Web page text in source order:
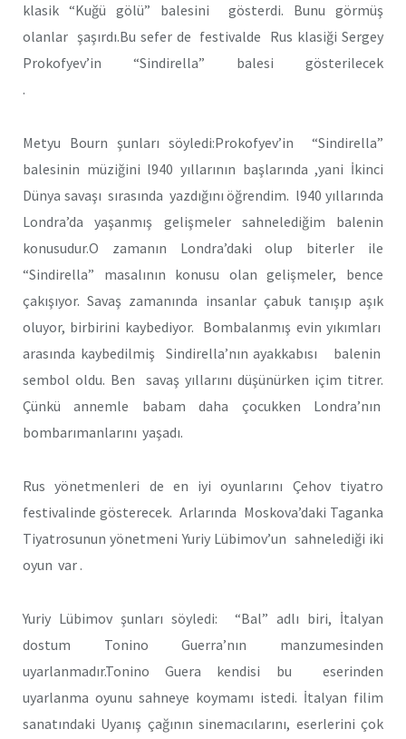
klasik “Kuğü gölü” balesini gösterdi. Bunu görmüş
olanlar şaşırdı.Bu sefer de festivalde Rus klasiği Sergey
Prokofyev’in “Sindirella” balesi gösterilecek
.
Metyu Bourn şunları söyledi:Prokofyev’in “Sindirella”
balesinin müziğini l940 yıllarının başlarında ,yani İkinci
Dünya savaşı sırasında yazdığını öğrendim. l940 yıllarında
Londra’da yaşanmış gelişmeler sahnelediğim balenin
konusudur.O zamanın Londra’daki olup biterler ile
“Sindirella” masalının konusu olan gelişmeler, bence
çakışıyor. Savaş zamanında insanlar çabuk tanışıp aşık
oluyor, birbirini kaybediyor. Bombalanmış evin yıkımları
arasında kaybedilmiş Sindirella’nın ayakkabısı balenin
sembol oldu. Ben savaş yıllarını düşünürken içim titrer.
Çünkü annemle babam daha çocukken Londra’nın
bombarımanlarını yaşadı.
Rus yönetmenleri de en iyi oyunlarını Çehov tiyatro
festivalinde gösterecek. Arlarında Moskova’daki Taganka
Tiyatrosunun yönetmeni Yuriy Lübimov’un sahnelediği iki
oyun var .
Yuriy Lübimov şunları söyledi: “Bal” adlı biri, İtalyan
dostum Tonino Guerra’nın manzumesinden
uyarlanmadır.Tonino Guera kendisi bu eserinden
uyarlanma oyunu sahneye koymamı istedi. İtalyan filim
sanatındaki Uyanış çağının sinemacılarını, eserlerini çok